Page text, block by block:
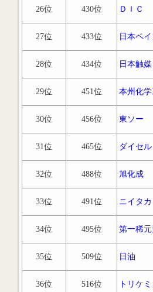
26位 430位 ＤＩＣ
27位 433位 日本ペイ
28位 434位 日本触媒
29位 451位 本州化
30位 456位 東ソー
31位 465位 ダイセル
32位 488位 旭化成
33位 491位 ニイタカ
34位 495位 第一稀
35位 509位 日油
36位 516位 トリケ